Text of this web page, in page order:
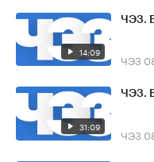
14:09
ЧЭЗ.
ЧЭЗ
31:09
ЧЭЗ.
ЧЭЗ